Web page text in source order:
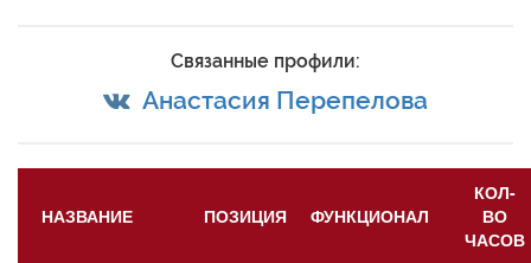
Связанные профили:
Анастасия Перепелова
НАЗВАНИЕ ПОЗИЦИЯ ФУНКЦИОНАЛ
КОЛ-
ВО
ЧАСОВ